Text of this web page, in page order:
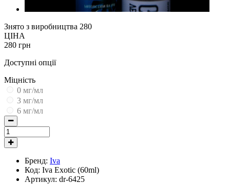
Знято з виробництва 280
ЦІНА
280 грн
Доступні опції
Міцність
0 мг/мл
3 мг/мл
6 мг/мл
Бренд: Iva
Код: Iva Exotic (60ml)
Артикул: dr-6425